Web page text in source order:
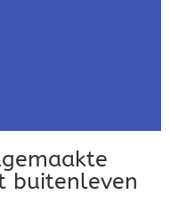
buitenleven